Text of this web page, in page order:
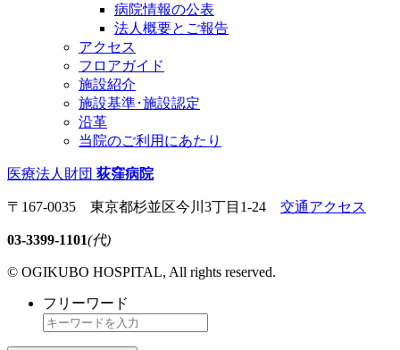
病院情報の公表
法人概要とご報告
アクセス
フロアガイド
施設紹介
施設基準･施設認定
沿革
当院のご利用にあたり
医療法人財団 荻窪病院
〒167-0035 東京都杉並区今川3丁目1-24 交通アクセス
03-3399-1101(代)
© OGIKUBO HOSPITAL, All rights reserved.
フリーワード